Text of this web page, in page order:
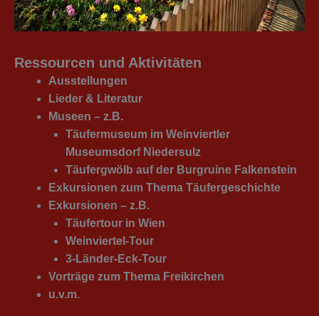
Ressourcen und Aktivitäten
Ausstellungen
Lieder & Literatur
Museen – z.B.
Täufermuseum im Weinviertler
Museumsdorf Niedersulz
Täufergwölb auf der Burgruine Falkenstein
Exkursionen zum Thema Täufergeschichte
Exkursionen – z.B.
Täufertour in Wien
Weinviertel-Tour
3-Länder-Eck-Tour
Vorträge zum Thema Freikirchen
u.v.m.